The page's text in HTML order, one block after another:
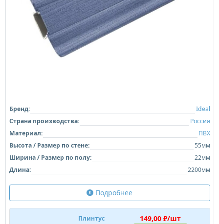
Бренд:
Ideal
Страна производства:
Россия
Материал:
ПВХ
Высота / Размер по стене:
55мм
Ширина / Размер по полу:
22мм
Длина:
2200мм
Подробнее
Плинтус
149,00 ₽/шт